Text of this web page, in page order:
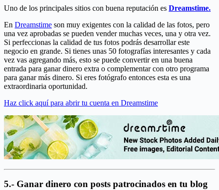
Uno de los principales sitios con buena reputación es Dreamstime.
En Dreamstime son muy exigentes con la calidad de las fotos, pero
una vez aprobadas se pueden vender muchas veces, una y otra vez.
Si perfeccionas la calidad de tus fotos podrás desarrollar este
negocio en grande. Si tienes unas 50 fotografías interesantes y cada
vez vas agregando más, esto se puede convertir en una buena
entrada para ganar dinero extra o complementar con otro programa
para ganar más dinero. Si eres fotógrafo entonces esta es una
extraordinaria oportunidad.
Haz click aquí para abrir tu cuenta en Dreamstime
5.- Ganar dinero con posts patrocinados en tu blog